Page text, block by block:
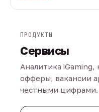
ПРОДУКТЫ
Сервисы
Аналитика iGaming,
офферы, вакансии
честными цифрами.